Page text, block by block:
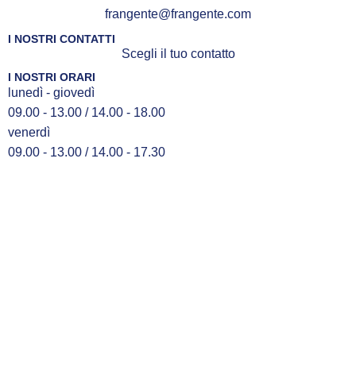
frangente@frangente.com
I NOSTRI CONTATTI
Scegli il tuo contatto
I NOSTRI ORARI
lunedì - giovedì
09.00 - 13.00 / 14.00 - 18.00
venerdì
09.00 - 13.00 / 14.00 - 17.30